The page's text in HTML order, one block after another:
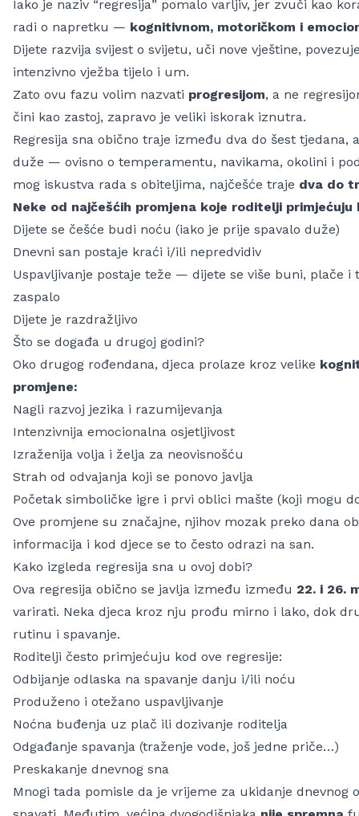
Iako je naziv “regresija” pomalo varljiv, jer zvuči kao
radi o napretku — kognitivnom, motoričkom i
Dijete razvija svijest o svijetu, uči nove vještine,
intenzivno vježba tijelo i um.
Zato ovu fazu volim nazvati progresijom, a ne
čini kao zastoj, zapravo je veliki iskorak iznutra.
Regresija sna obično traje između dva do šest tjedana,
duže — ovisno o temperamentu, navikama, okolini i
mog iskustva rada s obiteljima, najčešće traje dva do
Neke od najčešćih promjena koje roditelji primjećuju
Dijete se češće budi noću (iako je prije spavalo duže)
Dnevni san postaje kraći i/ili nepredvidiv
Uspavljivanje postaje teže — dijete se više buni, plače
zaspalo
Dijete je razdražljivo
Što se događa u drugoj godini?
Oko drugog rođendana, djeca prolaze kroz velike
promjene:
Nagli razvoj jezika i razumijevanja
Intenzivnija emocionalna osjetljivost
Izraženija volja i želja za neovisnošću
Strah od odvajanja koji se ponovo javlja
Početak simboličke igre i prvi oblici mašte (koji mogu
Ove promjene su značajne, njihov mozak preko dana
informacija i kod djece se to često odrazi na san.
Kako izgleda regresija sna u ovoj dobi?
Ova regresija obično se javlja između između 22. i 26.
varirati. Neka djeca kroz nju prođu mirno i lako, dok
rutinu i spavanje.
Roditelji često primjećuju kod ove regresije:
Odbijanje odlaska na spavanje danju i/ili noću
Produženo i otežano uspavljivanje
Noćna buđenja uz plač ili dozivanje roditelja
Odgađanje spavanja (traženje vode, još jedne priče…)
Preskakanje dnevnog sna
Mnogi tada pomisle da je vrijeme za ukidanje dnevnog